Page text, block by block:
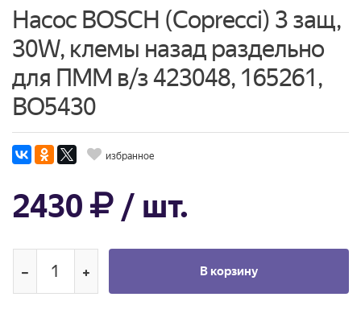
Насос BOSCH (Coprecci) 3 защ,
30W, клемы назад раздельно
для ПММ в/з 423048, 165261,
BO5430
избранное
2430 / шт.
В корзину